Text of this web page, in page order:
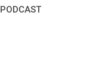
PODCAST